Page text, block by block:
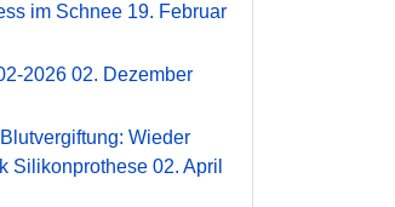
im Schnee 19. Februar
2026 02. Dezember
Wieder
Silikonprothese 02. April